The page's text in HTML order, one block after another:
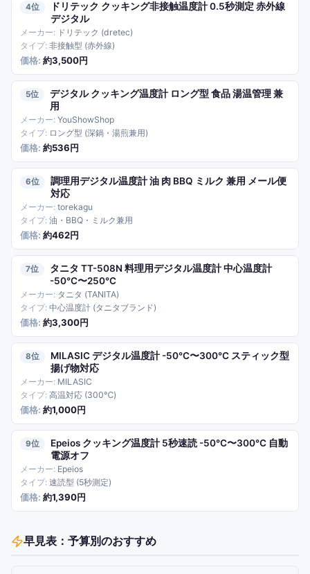
4
ドリテック クッキング非接触温度計 0.5秒測定 赤外線
デジタル
ドリテック (dretec)
非接触型 (赤外線)
約3,500円
5
デジタル クッキング温度計 ロング型 食品 湯温管理 兼
用
YouShowShop
ロング型 (深鍋・湯煎兼用)
約536円
6
調理用デジタル温度計 油 肉 BBQ ミルク 兼用 メール便
対応
torekagu
油・BBQ・ミルク兼用
約462円
7
タニタ TT-508N 料理用デジタル温度計 中心温度計
-50℃〜250℃
タニタ (TANITA)
中心温度計 (タニタブランド)
約3,300円
8
MILASIC デジタル温度計 -50℃〜300℃ スティック型
揚げ物対応
MILASIC
高温対応 (300℃)
約1,000円
9
Epeios クッキング温度計 5秒速読 -50℃〜300℃ 自動
電源オフ
Epeios
速読型 (5秒測定)
約1,390円
早見表：予算別のおすすめ